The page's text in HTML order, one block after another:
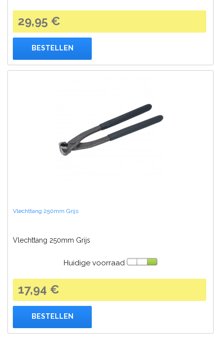
29,95 €
BESTELLEN
Vlechttang 250mm Grijs
Vlechttang 250mm Grijs
Huidige voorraad
17,94 €
BESTELLEN